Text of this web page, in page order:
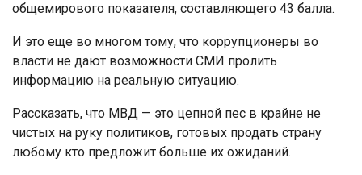
общемирового показателя, составляющего 43 балла.
И это еще во многом тому, что коррупционеры во
власти не дают возможности СМИ пролить
информацию на реальную ситуацию.
Рассказать, что МВД — это цепной пес в крайне не
чистых на руку политиков, готовых продать страну
любому кто предложит больше их ожиданий.